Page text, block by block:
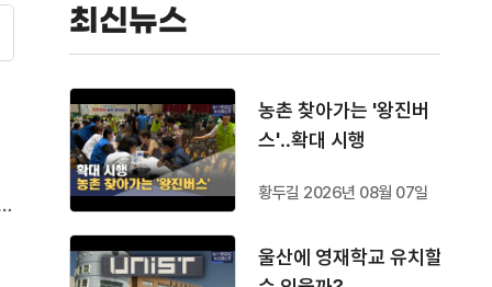
최신뉴스
농촌 찾아가는 '왕진버
스'‥확대 시행
황두길 2026년 08월 07일
울산에 영재학교 유치할